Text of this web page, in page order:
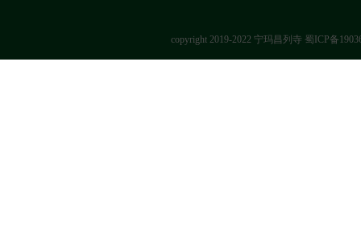
copyright 2019-2022 宁玛昌列寺 蜀ICP备